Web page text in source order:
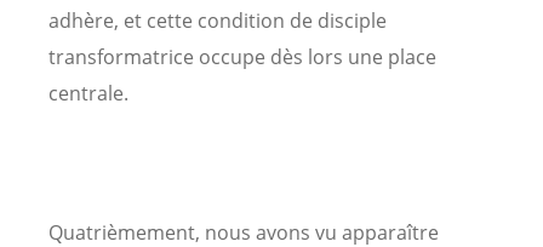
adhère, et cette condition de disciple
transformatrice occupe dès lors une place
centrale.
Quatrièmement, nous avons vu apparaître